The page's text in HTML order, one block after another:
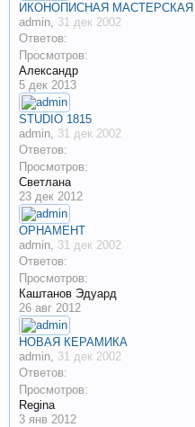
ИКОНОПИСНАЯ
admin, 31 дек 2002
Ответов:
Просмотров:
Александр
5 дек 2013
STUDIO 1815
admin, 31 дек 2002
Ответов:
Просмотров:
Светлана
23 дек 2012
ОРНАМЕНТ
admin, 31 дек 2002
Ответов:
Просмотров:
Каштанов Эдуард
26 авг 2012
НОВАЯ КЕРАМИКА
admin, 31 дек 2002
Ответов:
Просмотров:
Regina
3 янв 2012